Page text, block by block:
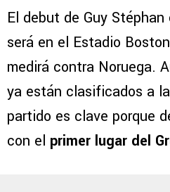
El debut de Guy
será en el Estadio
medirá contra Noruega.
ya están clasificados a
partido es clave porque
con el primer lugar del